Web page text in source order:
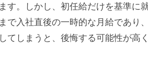
す。しかし、初任給だけを基準に
で入社直後の一時的な月給であり
てしまうと、後悔する可能性が高く